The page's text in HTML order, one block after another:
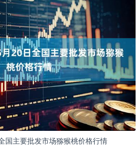
国主要批发市场猕猴桃价格行情